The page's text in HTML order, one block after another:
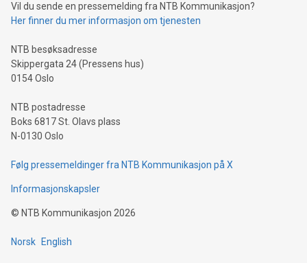
Vil du sende en pressemelding fra NTB Kommunikasjon?
Her finner du mer informasjon om tjenesten
NTB besøksadresse
Skippergata 24 (Pressens hus)
0154 Oslo
NTB postadresse
Boks 6817 St. Olavs plass
N-0130 Oslo
Følg pressemeldinger fra NTB Kommunikasjon på X
Informasjonskapsler
© NTB Kommunikasjon 2026
Norsk English